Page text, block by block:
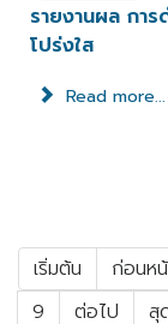
รายงานผล การ
โปร่งใส
Read more...
เริ่มต้น ก่อนห
9
ต่อไป สุ